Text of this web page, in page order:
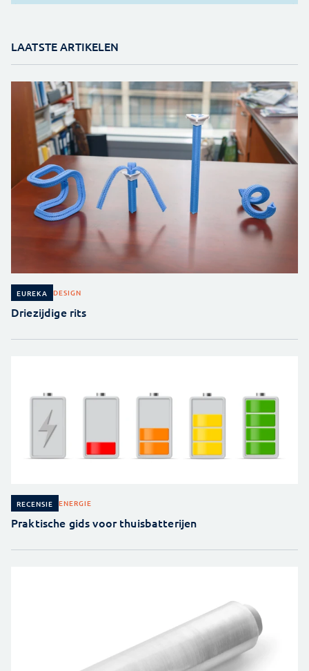
LAATSTE ARTIKELEN
EUREKA DESIGN
Driezijdige rits
RECENSIE ENERGIE
Praktische gids voor thuisbatterijen